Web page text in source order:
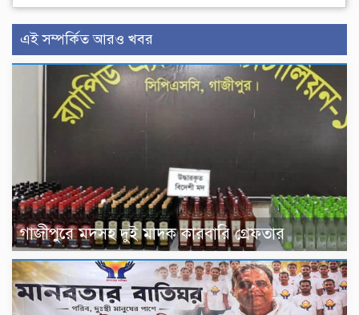
এই সম্পর্কিত আরও খবর
গাজীপুরে মদসহ দুই মাদক কারবারি গ্রেফতার